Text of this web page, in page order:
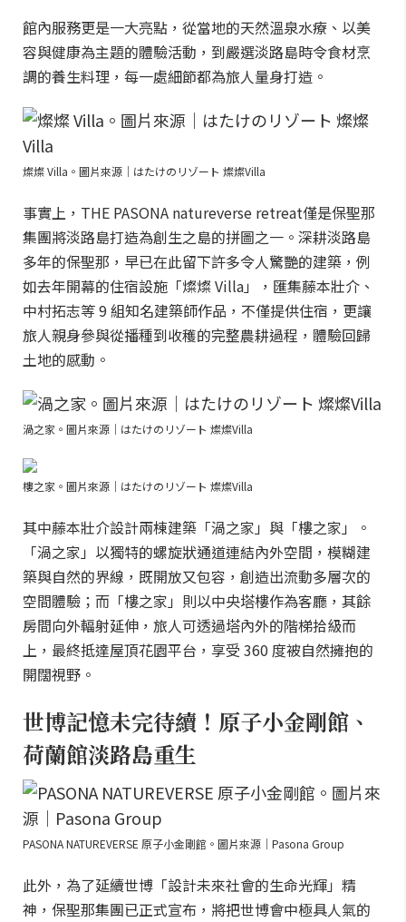
館內服務更是一大亮點，從當地的天然溫泉水療、以美
容與健康為主題的體驗活動，到嚴選淡路島時令食材烹
調的養生料理，每一處細節都為旅人量身打造。
燦燦 Villa。圖片來源｜はたけのリゾート 燦燦Villa
事實上，THE PASONA natureverse retreat僅是保聖那
集團將淡路島打造為創生之島的拼圖之一。深耕淡路島
多年的保聖那，早已在此留下許多令人驚艷的建築，例
如去年開幕的住宿設施「燦燦 Villa」，匯集藤本壯介、
中村拓志等 9 組知名建築師作品，不僅提供住宿，更讓
旅人親身參與從播種到收穫的完整農耕過程，體驗回歸
土地的感動。
渦之家。圖片來源｜はたけのリゾート 燦燦Villa
樓之家。圖片來源｜はたけのリゾート 燦燦Villa
其中藤本壯介設計兩棟建築「渦之家」與「樓之家」。
「渦之家」以獨特的螺旋狀通道連結內外空間，模糊建
築與自然的界線，既開放又包容，創造出流動多層次的
空間體驗；而「樓之家」則以中央塔樓作為客廳，其餘
房間向外輻射延伸，旅人可透過塔內外的階梯拾級而
上，最終抵達屋頂花園平台，享受 360 度被自然擁抱的
開闊視野。
世博記憶未完待續！原子小金剛館、
荷蘭館淡路島重生
PASONA NATUREVERSE 原子小金剛館。圖片來源｜Pasona Group
此外，為了延續世博「設計未來社會的生命光輝」精
神，保聖那集團已正式宣布，將把世博會中極具人氣的